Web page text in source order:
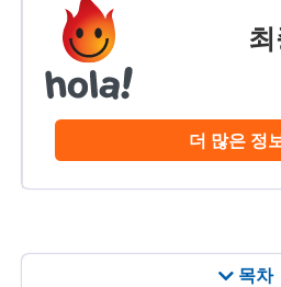
목차
더 많은 정